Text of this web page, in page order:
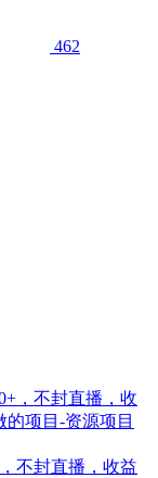
462
不封直播，收益